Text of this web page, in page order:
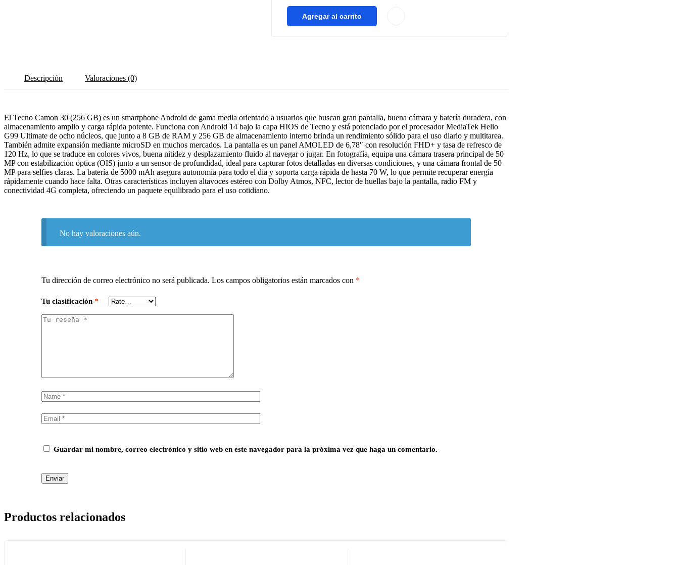
Agregar al carrito
Descripción Valoraciones (0)
El Tecno Camon 30 (256 GB) es un smartphone Android de gama media orientado a usuarios que buscan gran pantalla, buena cámara y batería duradera, con
almacenamiento amplio y carga rápida potente. Funciona con Android 14 bajo la capa HIOS de Tecno y está potenciado por el procesador MediaTek Helio
G99 Ultimate de ocho núcleos, que junto a 8 GB de RAM y 256 GB de almacenamiento interno brinda un rendimiento sólido para el uso diario y multitarea.
También admite expansión mediante microSD en muchos mercados. La pantalla es un panel AMOLED de 6,78″ con resolución FHD+ y tasa de refresco de
120 Hz, lo que se traduce en colores vivos, buena nitidez y desplazamiento fluido al navegar o jugar. En fotografía, equipa una cámara trasera principal de 50
MP con estabilización óptica (OIS) junto a un sensor de profundidad, ideal para capturar fotos detalladas en diversas condiciones, y una cámara frontal de 50
MP para selfies claras. La batería de 5000 mAh asegura autonomía para todo el día y soporta carga rápida de hasta 70 W, lo que permite recuperar energía
rápidamente cuando hace falta. Otras características incluyen altavoces estéreo con Dolby Atmos, NFC, lector de huellas bajo la pantalla, radio FM y
conectividad 4G completa, ofreciendo un paquete equilibrado para el uso cotidiano.
No hay valoraciones aún.
Tu dirección de correo electrónico no será publicada. Los campos obligatorios están marcados con *
Tu clasificación *
Guardar mi nombre, correo electrónico y sitio web en este navegador para la próxima vez que haga un comentario.
Productos relacionados